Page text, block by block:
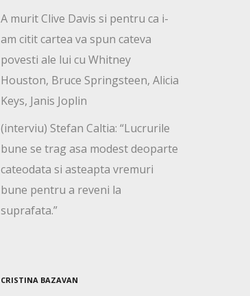
A murit Clive Davis si pentru ca i-
am citit cartea va spun cateva
povesti ale lui cu Whitney
Houston, Bruce Springsteen, Alicia
Keys, Janis Joplin
(interviu) Stefan Caltia: “Lucrurile
bune se trag asa modest deoparte
cateodata si asteapta vremuri
bune pentru a reveni la
suprafata.”
CRISTINA BAZAVAN